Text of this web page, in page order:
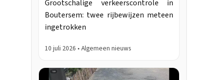
Grootschalige verkeerscontrole in
Boutersem: twee rijbewijzen meteen
ingetrokken
10 juli 2026 • Algemeen nieuws